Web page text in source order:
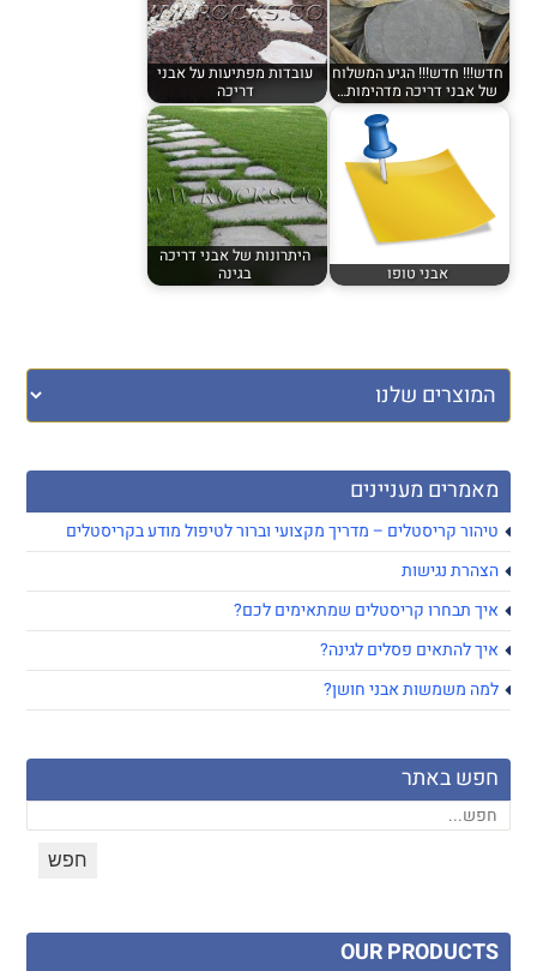
מאמרים מעניינים
טיהור קריסטלים – מדריך מקצועי וברור לטיפול מודע בקריסטלים
הצהרת נגישות
איך תבחרו קריסטלים שמתאימים לכם?
איך להתאים פסלים לגינה?
למה משמשות אבני חושן?
חפש באתר
חדש!!! חדש!!! הגיע המשלוח
של אבני דריכה מדהימות…
עובדות מפתיעות על אבני
דריכה
אבני טופו
היתרונות של אבני דריכה
בגינה
OUR PRODUCTS